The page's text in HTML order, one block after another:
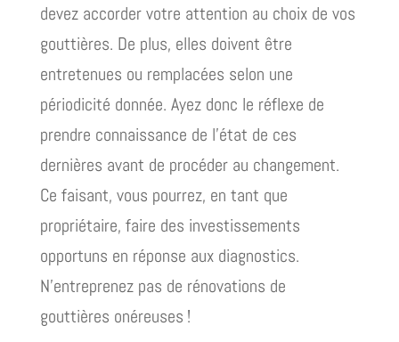
devez accorder votre attention au choix de vos
gouttières. De plus, elles doivent être
entretenues ou remplacées selon une
périodicité donnée. Ayez donc le réflexe de
prendre connaissance de l’état de ces
dernières avant de procéder au changement.
Ce faisant, vous pourrez, en tant que
propriétaire, faire des investissements
opportuns en réponse aux diagnostics.
N’entreprenez pas de rénovations de
gouttières onéreuses !